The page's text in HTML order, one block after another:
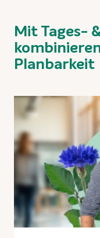
Mit Tages-
Planbarkeit